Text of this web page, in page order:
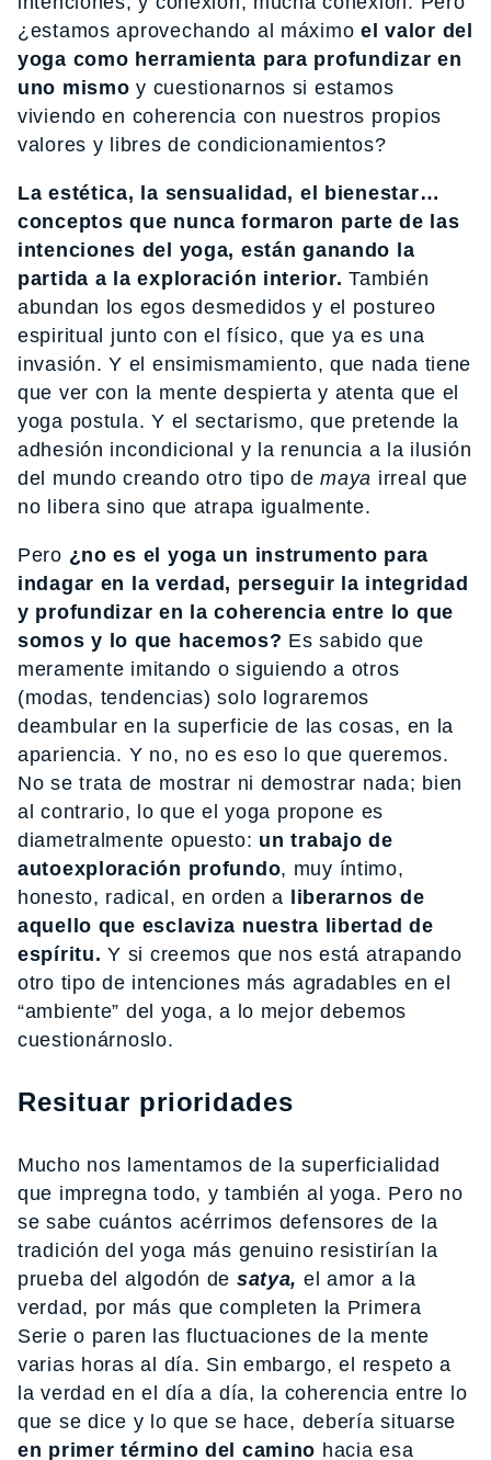
¿estamos aprovechando al máximo el valor del
yoga como herramienta para profundizar en
uno mismo y cuestionarnos si estamos
viviendo en coherencia con nuestros propios
valores y libres de condicionamientos?
La estética, la sensualidad, el bienestar…
conceptos que nunca formaron parte de las
intenciones del yoga, están ganando la
partida a la exploración interior. También
abundan los egos desmedidos y el postureo
espiritual junto con el físico, que ya es una
invasión. Y el ensimismamiento, que nada tiene
que ver con la mente despierta y atenta que el
yoga postula. Y el sectarismo, que pretende la
adhesión incondicional y la renuncia a la ilusión
del mundo creando otro tipo demaya irreal que
no libera sino que atrapa igualmente.
Pero ¿no es el yoga un instrumento para
indagar en la verdad, perseguir la integridad
y profundizar en la coherencia entre lo que
somos y lo que hacemos? Es sabido que
meramente imitando o siguiendo a otros
(modas, tendencias) solo lograremos
deambular en la superficie de las cosas, en la
apariencia. Y no, no es eso lo que queremos.
No se trata de mostrar ni demostrar nada; bien
al contrario, lo que el yoga propone es
diametralmente opuesto: un trabajo de
autoexploración profundo, muy íntimo,
honesto, radical, en orden a
liberarnos de
aquello que esclaviza nuestra libertad de
espíritu. Y si creemos que nos está atrapando
otro tipo de intenciones más agradables en el
“ambiente” del yoga, a lo mejor debemos
cuestionárnoslo.
Resituar prioridades
Mucho nos lamentamos de la superficialidad
que impregna todo, y también al yoga. Pero no
se sabe cuántos acérrimos defensores de la
tradición del yoga más genuino resistirían la
prueba del algodón de satya, el amor a la
verdad, por más que completen la Primera
Serie o paren las fluctuaciones de la mente
varias horas al día. Sin embargo, el respeto a
la verdad en el día a día, la coherencia entre lo
que se dice y lo que se hace, debería situarse
en primer término del camino hacia esa